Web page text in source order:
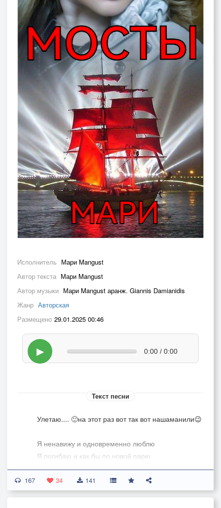
Исполнитель Мари Mangust
Автор текста Мари Mangust
Автор музыки Мари Mangust аранж. Giannis Damianidis
Жанр Авторская
Размещено 29.01.2025 00:46
▶ 0:00 / 0:00
Текст песни
Улетаю.... 🙂на этот раз вот так вот нашаманили😉
Я ненавижу и одновременно люблю
Я погибаю и как бы по новой парю
Я зарекалась петь песни и чёркать стихи
Но не зарекайся не зря говорят мудрецы
Я разбивалась но вновь продолжала летать
167 34 141